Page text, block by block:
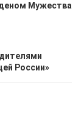
Мужества
России»